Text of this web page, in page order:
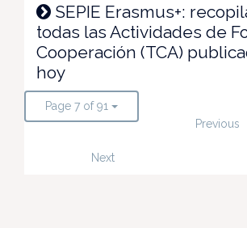
SEPIE Erasmus+:
todas las Actividades de
Cooperación (TCA)
hoy
Page 7 of 91
Previous
Next